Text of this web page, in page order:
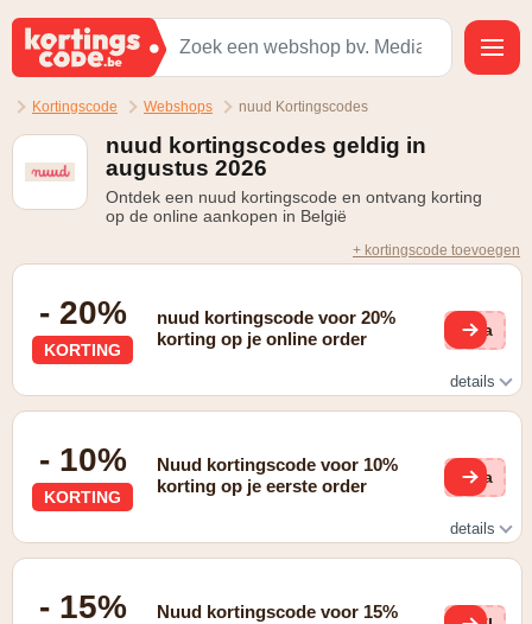
Kortingscode Webshops nuud Kortingscodes
nuud kortingscodes geldig in
augustus 2026
Ontdek een nuud kortingscode en ontvang korting
op de online aankopen in België
+ kortingscode toevoegen
- 20%
KORTING
nuud kortingscode voor 20%
korting op je online order
via
details
- 10%
KORTING
Nuud kortingscode voor 10%
korting op je eerste order
via
details
- 15%
Nuud kortingscode voor 15%